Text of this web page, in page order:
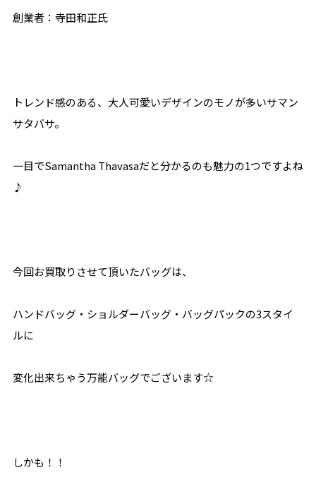
創業者：寺田和正氏
トレンド感のある、大人可愛いデザインのモノが多いサマン
サタバサ。
一目でSamantha Thavasaだと分かるのも魅力の1つですよね
♪
今回お買取りさせて頂いたバッグは、
ハンドバッグ・ショルダーバッグ・バッグパックの3スタイ
ルに
変化出来ちゃう万能バッグでございます☆
しかも！！